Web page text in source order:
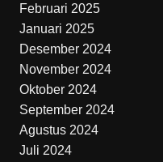
Februari 2025
Januari 2025
Desember 2024
November 2024
Oktober 2024
September 2024
Agustus 2024
Juli 2024